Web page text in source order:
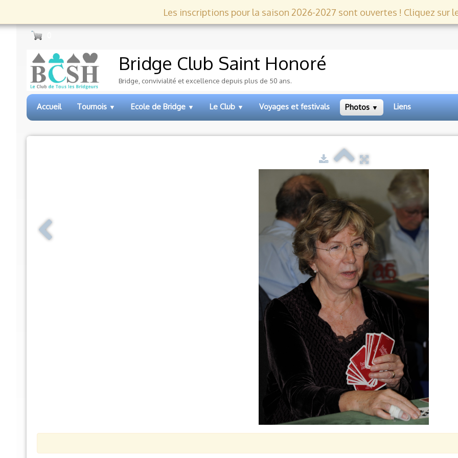
Les inscriptions pour la saison 2026-2027 sont ouvertes ! Cliquez sur le
Bridge Club Saint Honoré
Bridge, convivialité et excellence depuis plus de 50 ans.
Accueil Tournois ▼ Ecole de Bridge ▼ Le Club ▼ Voyages et festivals Photos ▼ Liens